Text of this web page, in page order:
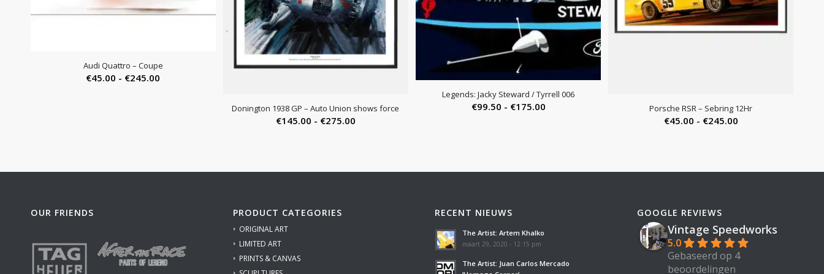
Audi Quattro – Coupe
€45.00 - €245.00
Donington 1938 GP – Auto Union shows force
€145.00 - €275.00Prijsklasse:
Legends: Jacky Steward / Tyrrell 006
€99.50 - €175.00Prijsklasse:
Porsche RSR – Sebring 12Hr
€45.00 - €245.00Prijsklasse:
OUR FRIENDS PRODUCT CATEGORIES
ORIGINAL ART
LIMITED ART
PRINTS & CANVAS
RECENT NIEUWS
The Artist: Artem Khalko
maart 29, 2020 - 12:15 pm
The Artist: Juan Carlos Mercado
GOOGLE REVIEWS
Vintage Speedworks
5.0
Gebaseerd op 4
beoordelingen